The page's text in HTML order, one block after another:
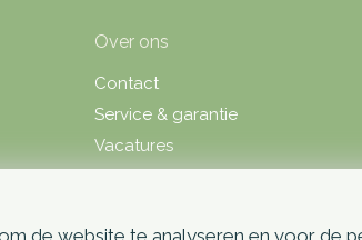
Over ons
Contact
Service & garantie
Vacatures
de website te analyseren en voor de